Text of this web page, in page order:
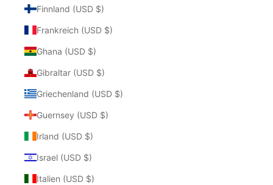
Finnland (USD $)
Frankreich (USD $)
Ghana (USD $)
Gibraltar (USD $)
Griechenland (USD $)
Guernsey (USD $)
Irland (USD $)
Israel (USD $)
Italien (USD $)